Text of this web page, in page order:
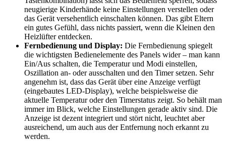
neugierige Kinderhände keine Einstellungen verstellen oder
das Gerät versehentlich einschalten können. Das gibt Eltern
ein gutes Gefühl, dass nichts passiert, wenn die Kleinen den
Heizlüfter entdecken.
Fernbedienung und Display: Die Fernbedienung spiegelt
die wichtigsten Bedienelemente des Panels wider – man kann
Ein/Aus schalten, die Temperatur und Modi einstellen,
Oszillation an- oder ausschalten und den Timer setzen. Sehr
angenehm ist, dass das Gerät über eine Anzeige verfügt
(eingebautes LED-Display), welche beispielsweise die
aktuelle Temperatur oder den Timerstatus zeigt. So behält man
immer im Blick, welche Einstellungen gerade aktiv sind. Die
Anzeige ist dezent integriert und stört nicht, leuchtet aber
ausreichend, um auch aus der Entfernung noch erkannt zu
werden.